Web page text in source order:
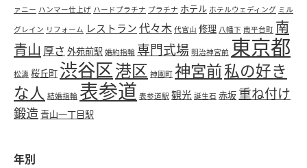
ァニー ハンマー仕上げ ハードプラチナ プラチナ ホテル ホテルウェディング ミル
グレイン リフォーム レストラン代々木 代官山 修理 八幡下 南平台町 南
青山 厚さ 外苑前駅 婚約指輪 専門式場 明治神宮前 東京都
松濤 桜丘町 渋谷区港区 神園町 神宮前私の好き
な人 結婚指輪 表参道 表参道駅 観光 誕生石 赤坂 重ね付け
鍛造青山一丁目駅
年別